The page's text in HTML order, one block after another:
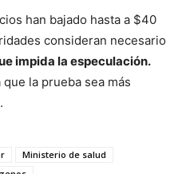
han bajado hasta a $40
consideran necesario
impida la especulación.
la prueba sea más
Ministerio de salud